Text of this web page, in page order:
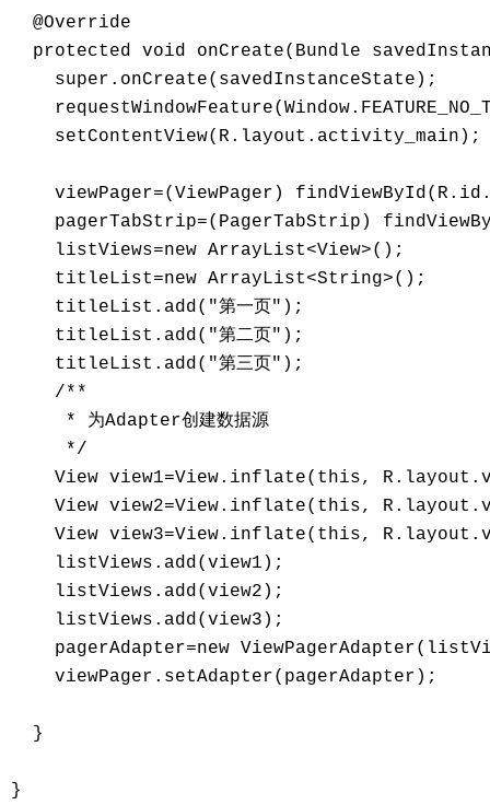
  @Override
protected void onCreate(Bundle
    super.onCreate(savedInstanceState);
viewPager=(ViewPager)
pagerTabStrip=(PagerTabStrip)
    listViews=new ArrayList<View>();
    titleList=new ArrayList<String>();
    titleList.add("第一页");
    titleList.add("第二页");
    titleList.add("第三页");
    /**
     * 为Adapter创建数据源
     */
View view1=View.inflate(this,
View view2=View.inflate(this,
View view3=View.inflate(this,
    listViews.add(view1);
    listViews.add(view2);
    listViews.add(view3);
pagerAdapter=new
    viewPager.setAdapter(pagerAdapter);
  }
}